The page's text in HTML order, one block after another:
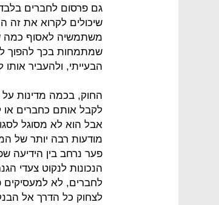
גם פרסום לחברים
שיכולים לקרוא את זה
משתמשיה לאסוף כמה
שמתמחות בכך להפוך
הבעייתי, ולהעביר
החוק, בכמה מדינות
לקבל אותם כחברים או
אבל הוא לא מסוגל
מודעות רבה יותר של
פער נרחב בין הידיעה
לחברים, לא למעסיקים
לצחוק כל הדרך אל